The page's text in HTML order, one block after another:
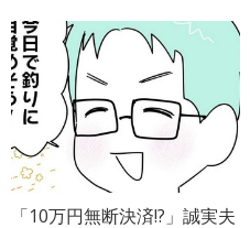
「10万円無断決済!?」誠実夫